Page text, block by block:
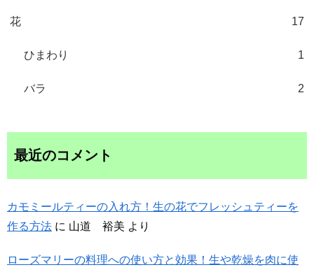
花 17
ひまわり 1
バラ 2
最近のコメント
カモミールティーの入れ方！生の花でフレッシュティーを
作る方法 に 山道 裕美 より
ローズマリーの料理への使い方と効果！生や乾燥を肉に使